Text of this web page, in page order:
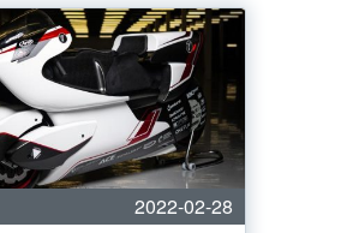
2022-02-28